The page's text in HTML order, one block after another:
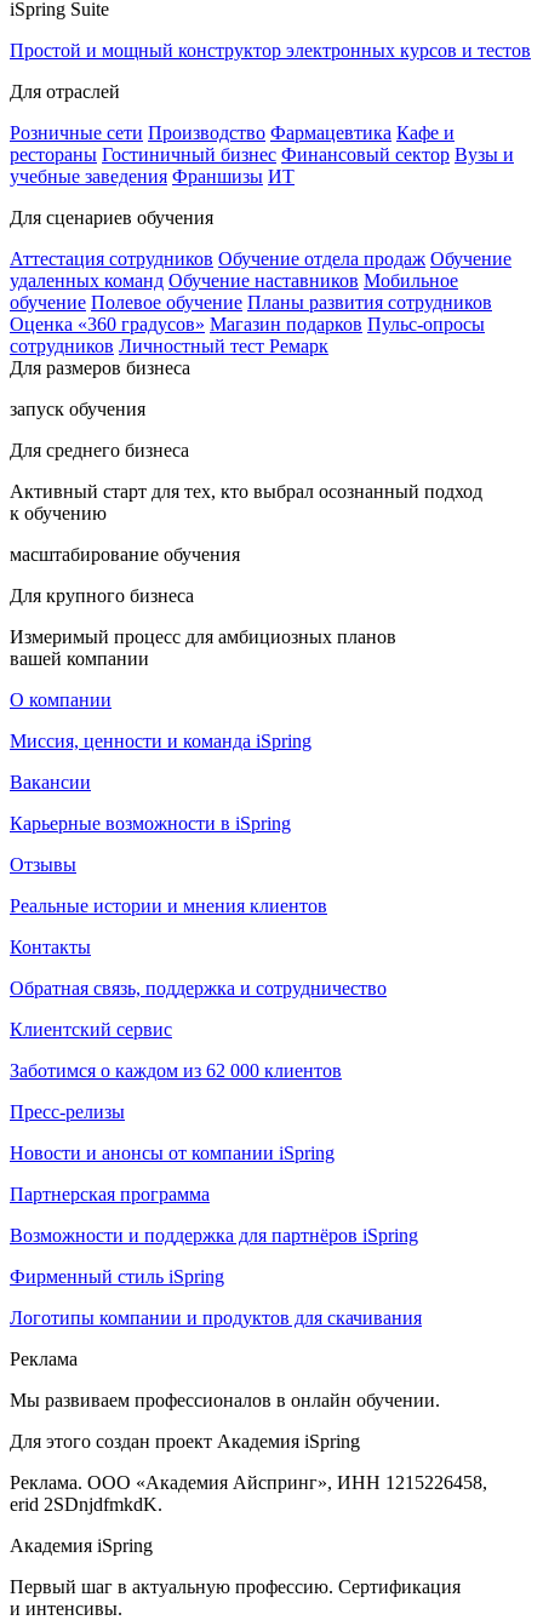
iSpring Suite
Простой и мощный конструктор электронных курсов и тестов
Для отраслей
Розничные сети Производство Фармацевтика Кафе и
рестораны Гостиничный бизнес Финансовый сектор Вузы и
учебные заведения Франшизы ИТ
Для сценариев обучения
Аттестация сотрудников Обучение отдела продаж Обучение
удаленных команд Обучение наставников Мобильное
обучение Полевое обучение Планы развития сотрудников
Оценка «360 градусов» Магазин подарков Пульс-опросы
сотрудников Личностный тест Ремарк
Для размеров бизнеса
запуск обучения
Для среднего бизнеса
Активный старт для тех, кто выбрал осознанный подход
к обучению
масштабирование обучения
Для крупного бизнеса
Измеримый процесс для амбициозных планов
вашей компании
О компании
Миссия, ценности и команда iSpring
Вакансии
Карьерные возможности в iSpring
Отзывы
Реальные истории и мнения клиентов
Контакты
Обратная связь, поддержка и сотрудничество
Клиентский сервис
Заботимся о каждом из 62 000 клиентов
Пресс-релизы
Новости и анонсы от компании iSpring
Партнерская программа
Возможности и поддержка для партнёров iSpring
Фирменный стиль iSpring
Логотипы компании и продуктов для скачивания
Реклама
Мы развиваем профессионалов в онлайн обучении.
Для этого создан проект Академия iSpring
Реклама. ООО «Академия Айспринг», ИНН 1215226458,
erid 2SDnjdfmkdK.
Академия iSpring
Первый шаг в актуальную профессию. Сертификация
и интенсивы.